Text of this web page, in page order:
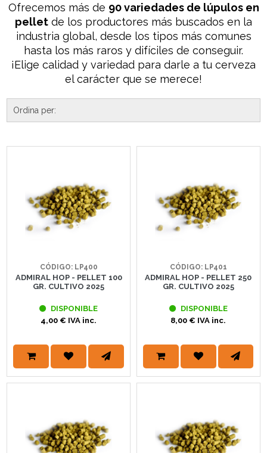
Ofrecemos más de 90 variedades de lúpulos en
pellet de los productores más buscados en la
industria global, desde los tipos más comunes
hasta los más raros y difíciles de conseguir.
¡Elige calidad y variedad para darle a tu cerveza
el carácter que se merece!
CÓDIGO: LP400
ADMIRAL HOP - PELLET 100
GR. CULTIVO 2025
DISPONIBLE
4,00 € IVA inc.
CÓDIGO: LP401
ADMIRAL HOP - PELLET 250
GR. CULTIVO 2025
DISPONIBLE
8,00 € IVA inc.